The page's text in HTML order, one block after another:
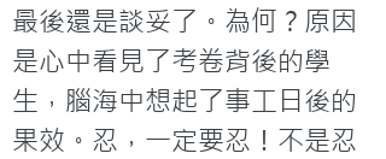
最後還是談妥了。為何？原因
是心中看見了考卷背後的學
生，腦海中想起了事工日後的
果效。忍，一定要忍！不是忍